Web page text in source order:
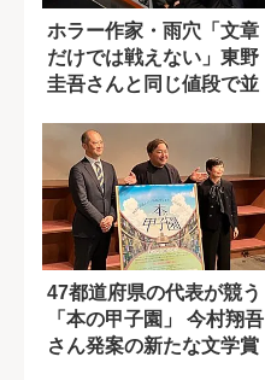
ホラー作家・雨穴「文章
だけでは戦えない」東野
圭吾さんと同じ値段で並
47都道府県の代表が競う
「本の甲子園」 今村翔吾
さん発案の新たな文学賞